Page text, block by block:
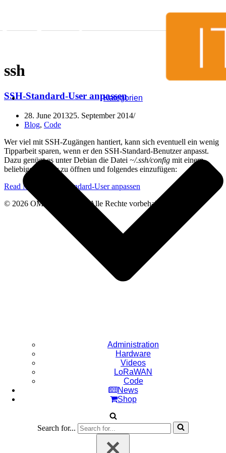
Kategorien
Administration
Hardware
Videos
LoRaWAN
Code
News
Shop
Search for...
ssh
SSH-Standard-User anpassen
28. June 201325. September 2014
Blog, Code
Wer viel mit SSH-Zugängen hantiert, kann sich eventuell ein wenig
Tipparbeit sparen, wenn er den SSH-Standard-Benutzer anpasst.
Dazu genügt es unter Debian die Datei ~/.ssh/config mit einem
beliebigen Editor zu öffnen und folgendes einzufügen:
Read More »
SSH-Standard-User anpassen
© 2026 OMG.de GmbH - Alle Rechte vorbehalten.